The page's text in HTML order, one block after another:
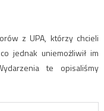
z UPA, którzy chcieli
jednak uniemożliwił im
te opisaliśmy